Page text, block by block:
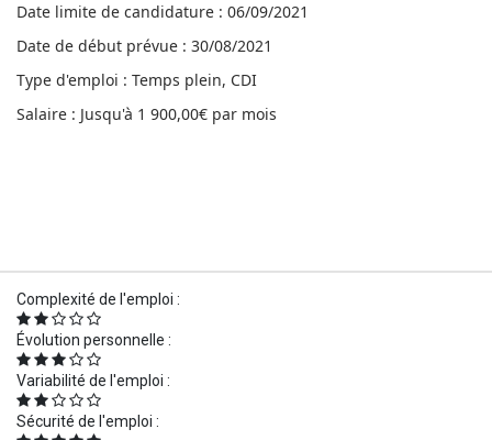
Date limite de candidature : 06/09/2021
Date de début prévue : 30/08/2021
Type d'emploi : Temps plein, CDI
Salaire : Jusqu'à 1 900,00€ par mois
Complexité de l'emploi :
Évolution personnelle :
Variabilité de l'emploi :
Sécurité de l'emploi :